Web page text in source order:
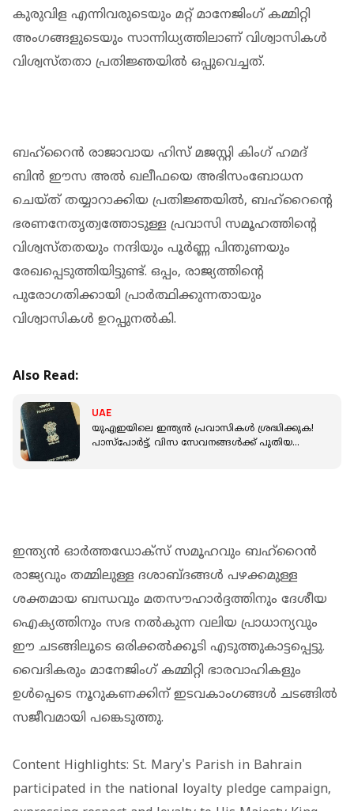
കുരുവിള എന്നിവരുടെയും മറ്റ് മാനേജിം​ഗ് കമ്മിറ്റി
അംഗങ്ങളുടെയും സാന്നിധ്യത്തിലാണ് വിശ്വാസികൾ
വിശ്വസ്തതാ പ്രതിജ്ഞയിൽ ഒപ്പുവെച്ചത്.
ബഹ്റൈൻ രാജാവായ ഹിസ് മജസ്റ്റി കിംഗ് ഹമദ്
ബിൻ ഈസ അൽ ഖലീഫയെ അഭിസംബോധന
ചെയ്ത് തയ്യാറാക്കിയ പ്രതിജ്ഞയിൽ, ബഹ്റൈന്റെ
ഭരണനേതൃത്വത്തോടുള്ള പ്രവാസി സമൂഹത്തിന്റെ
വിശ്വസ്തതയും നന്ദിയും പൂർണ്ണ പിന്തുണയും
രേഖപ്പെടുത്തിയിട്ടുണ്ട്. ഒപ്പം, രാജ്യത്തിന്റെ
പുരോഗതിക്കായി പ്രാർത്ഥിക്കുന്നതായും
വിശ്വാസികൾ ഉറപ്പുനൽകി.
Also Read:
UAE
യുഎഇയിലെ ഇന്ത്യൻ പ്രവാസികൾ ശ്രദ്ധിക്കുക!
പാസ്‌പോർട്ട്, വിസ സേവനങ്ങൾക്ക് പുതിയ
ഇന്ത്യൻ ഓർത്തഡോക്സ് സമൂഹവും ബഹ്റൈൻ
രാജ്യവും തമ്മിലുള്ള ദശാബ്ദങ്ങൾ പഴക്കമുള്ള
ശക്തമായ ബന്ധവും മതസൗഹാർദ്ദത്തിനും ദേശീയ
ഐക്യത്തിനും സഭ നൽകുന്ന വലിയ പ്രാധാന്യവും
ഈ ചടങ്ങിലൂടെ ഒരിക്കൽക്കൂടി എടുത്തുകാട്ടപ്പെട്ടു.
വൈദികരും മാനേജിംഗ് കമ്മിറ്റി ഭാരവാഹികളും
ഉൾപ്പെടെ നൂറുകണക്കിന് ഇടവകാംഗങ്ങൾ ചടങ്ങിൽ
സജീവമായി പങ്കെടുത്തു.
Content Highlights: St. Mary's Parish in Bahrain
participated in the national loyalty pledge campaign,